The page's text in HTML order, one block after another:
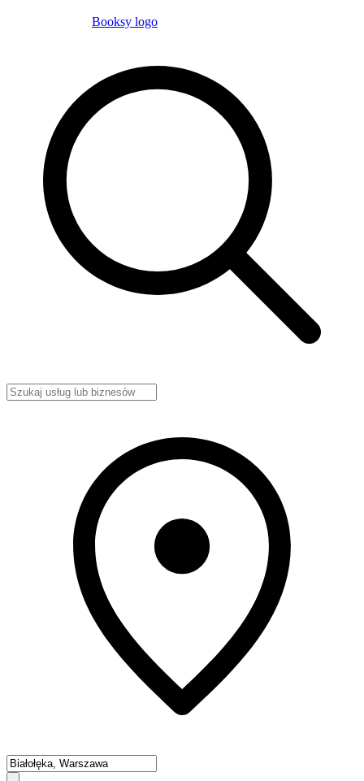
Booksy logo